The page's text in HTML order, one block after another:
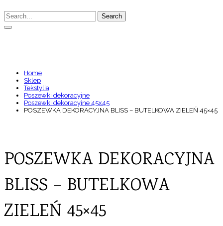
Search
Home
Sklep
Tekstylia
Poszewki dekoracyjne
Poszewki dekoracyjne 45x45
POSZEWKA DEKORACYJNA BLISS – BUTELKOWA ZIELEŃ 45×45
POSZEWKA DEKORACYJNA
BLISS – BUTELKOWA
ZIELEŃ 45×45